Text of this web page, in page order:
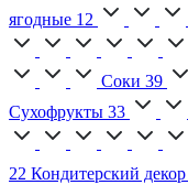
ягодные 12
Соки 39
Сухофрукты 33
22 Кондитерский декор